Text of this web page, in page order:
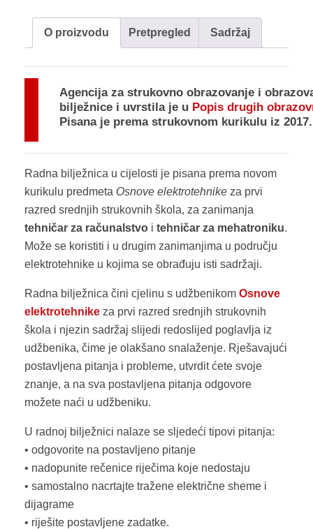
O proizvodu Pretpregled Sadržaj
Agencija za strukovno obrazovanje i
bilježnice i uvrstila je u Popis drugih
Pisana je prema strukovnom kurikulu iz
Radna bilježnica u cijelosti je pisana prema novom
kurikulu predmeta Osnove elektrotehnike za prvi
razred srednjih strukovnih škola, za zanimanja
tehničar za računalstvo i tehničar za mehatroniku.
Može se koristiti i u drugim zanimanjima u području
elektrotehnike u kojima se obrađuju isti sadržaji.
Radna bilježnica čini cjelinu s udžbenikom Osnove
elektrotehnike za prvi razred srednjih strukovnih
škola i njezin sadržaj slijedi redoslijed poglavlja iz
udžbenika, čime je olakšano snalaženje. Rješavajući
postavljena pitanja i probleme, utvrdit ćete svoje
znanje, a na sva postavljena pitanja odgovore
možete naći u udžbeniku.
U radnoj bilježnici nalaze se sljedeći tipovi pitanja:
• odgovorite na postavljeno pitanje
• nadopunite rečenice riječima koje nedostaju
• samostalno nacrtajte tražene električne sheme i
dijagrame
• riješite postavljene zadatke.